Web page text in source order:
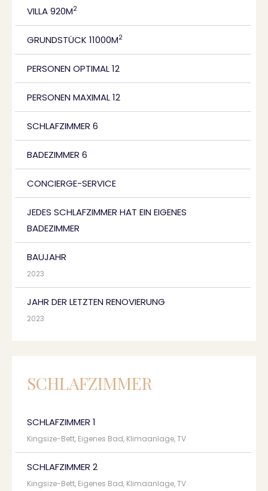
VILLA 920M2
GRUNDSTÜCK 11000M2
PERSONEN OPTIMAL 12
PERSONEN MAXIMAL 12
SCHLAFZIMMER 6
BADEZIMMER 6
CONCIERGE-SERVICE
JEDES SCHLAFZIMMER HAT EIN EIGENES
BADEZIMMER
BAUJAHR
2023
JAHR DER LETZTEN RENOVIERUNG
2023
SCHLAFZIMMER
SCHLAFZIMMER 1
Kingsize-Bett, Eigenes Bad, Klimaanlage, TV
SCHLAFZIMMER 2
Kingsize-Bett, Eigenes Bad, Klimaanlage, TV